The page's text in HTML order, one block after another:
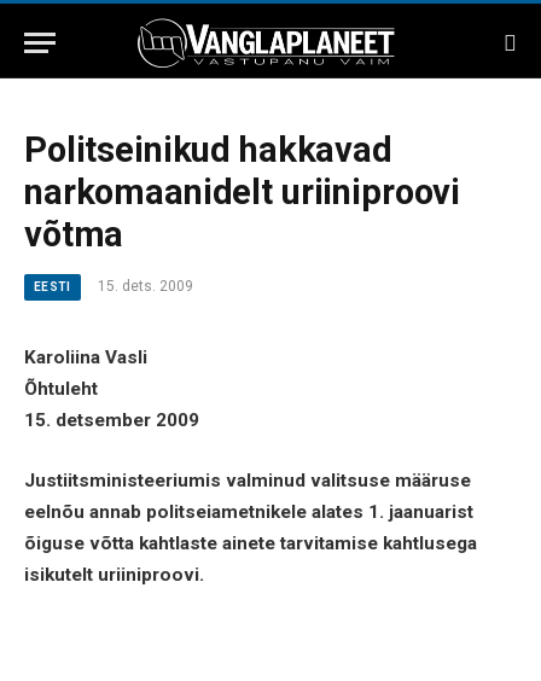
Politseinikud hakkavad
narkomaanidelt uriiniproovi
võtma
EESTI 15. dets. 2009
Karoliina Vasli
Õhtuleht
15. detsember 2009
Justiitsministeeriumis valminud valitsuse määruse
eelnõu annab politseiametnikele alates 1. jaanuarist
õiguse võtta kahtlaste ainete tarvitamise kahtlusega
isikutelt uriiniproovi.